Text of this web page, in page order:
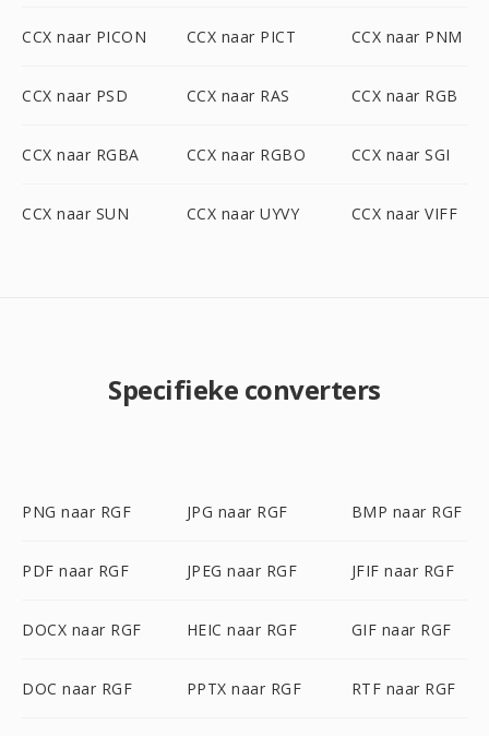
CCX naar PICON CCX naar PICT CCX naar PNM
CCX naar PSD CCX naar RAS CCX naar RGB
CCX naar RGBA CCX naar RGBO CCX naar SGI
CCX naar SUN CCX naar UYVY CCX naar VIFF
Specifieke converters
PNG naar RGF JPG naar RGF BMP naar RGF
PDF naar RGF JPEG naar RGF JFIF naar RGF
DOCX naar RGF HEIC naar RGF GIF naar RGF
DOC naar RGF PPTX naar RGF RTF naar RGF